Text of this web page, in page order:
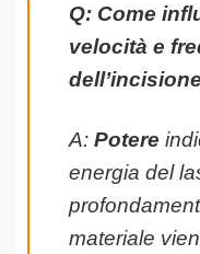
Q: Come
velocità e
A: Potere
energia del
materiale